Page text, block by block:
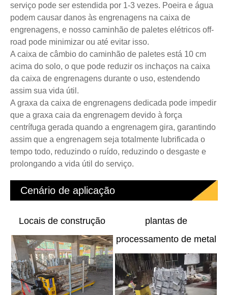
serviço pode ser estendida por 1-3 vezes. Poeira e água
podem causar danos às engrenagens na caixa de
engrenagens, e nosso caminhão de paletes elétricos off-
road pode minimizar ou até evitar isso.
A caixa de câmbio do caminhão de paletes está 10 cm
acima do solo, o que pode reduzir os inchaços na caixa
da caixa de engrenagens durante o uso, estendendo
assim sua vida útil.
A graxa da caixa de engrenagens dedicada pode impedir
que a graxa caia da engrenagem devido à força
centrífuga gerada quando a engrenagem gira, garantindo
assim que a engrenagem seja totalmente lubrificada o
tempo todo, reduzindo o ruído, reduzindo o desgaste e
prolongando a vida útil do serviço.
Cenário de aplicação
Locais de construção
plantas de
processamento de metal